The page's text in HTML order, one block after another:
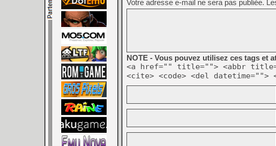
Votre adresse e-mail ne sera pas publiée.
NOTE - Vous pouvez utilisez ces tags et
<a href="" title=""> <abbr
<cite> <code> <del datetime="">